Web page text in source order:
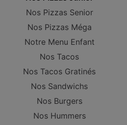
Nos Pizzas Senior
Nos Pizzas Méga
Notre Menu Enfant
Nos Tacos
Nos Tacos Gratinés
Nos Sandwichs
Nos Burgers
Nos Hummers